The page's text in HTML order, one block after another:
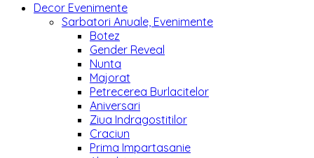
Decor Evenimente
Sarbatori Anuale, Evenimente
Botez
Gender Reveal
Nunta
Majorat
Petrecerea Burlacitelor
Aniversari
Ziua Indragostitilor
Craciun
Prima Impartasanie